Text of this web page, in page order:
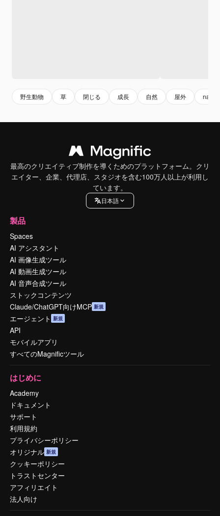
野生動物 草 閉じる 成長 自然 屋外 nature
最高のクリエイティブ制作を導くためのプラットフォーム。クリ
エイター、企業、代理店、スタジオを含む100万人以上が利用し
ています。
日本語
製品
Spaces
AI アシスタント
AI 画像生成ツール
AI 動画生成ツール
AI 音声合成ツール
ストックコンテンツ
Claude/ChatGPT向けMCP 新規
エージェント 新規
API
モバイルアプリ
すべてのMagnificツール
はじめに
Academy
ドキュメント
サポート
利用規約
プライバシーポリシー
オリジナル 新規
クッキーポリシー
トラストセンター
アフィリエイト
法人向け